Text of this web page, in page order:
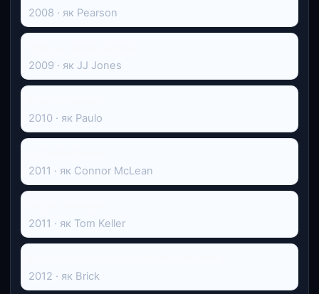
2008 · як Pearson
2009 · як JJ Jones
2010 · як Paulo
2011 · як Connor McLean
2011 · як Tom Keller
2012 · як Brick